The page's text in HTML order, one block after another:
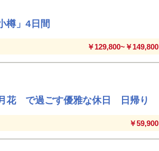
樽」4日間
￥129,800~￥149,800
月花 で過ごす優雅な休日 日帰り
￥59,900